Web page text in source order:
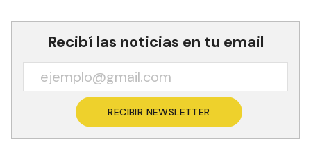
Recibí las noticias en tu email
RECIBIR NEWSLETTER